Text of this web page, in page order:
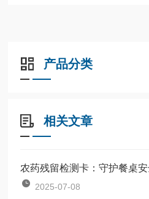
产品分类
相关文章
农药残留检测卡：守护餐桌安
2025-07-08